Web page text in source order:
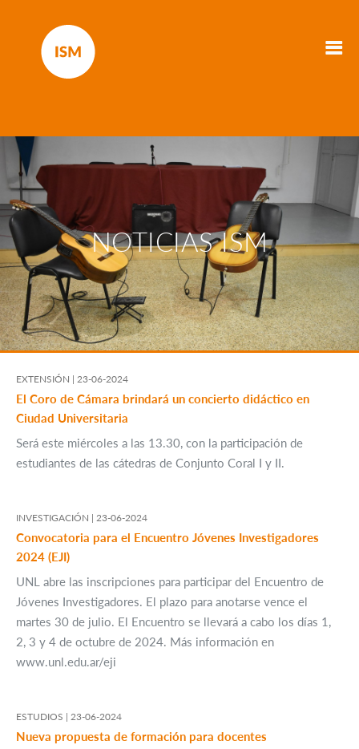
NOTICIAS ISM
EXTENSIÓN | 23-06-2024
El Coro de Cámara brindará un concierto didáctico en
Ciudad Universitaria
Será este miércoles a las 13.30, con la participación de
estudiantes de las cátedras de Conjunto Coral I y II.
INVESTIGACIÓN | 23-06-2024
Convocatoria para el Encuentro Jóvenes Investigadores
2024 (EJI)
UNL abre las inscripciones para participar del Encuentro de
Jóvenes Investigadores. El plazo para anotarse vence el
martes 30 de julio. El Encuentro se llevará a cabo los días 1,
2, 3 y 4 de octubre de 2024. Más información en
www.unl.edu.ar/eji
ESTUDIOS | 23-06-2024
Nueva propuesta de formación para docentes